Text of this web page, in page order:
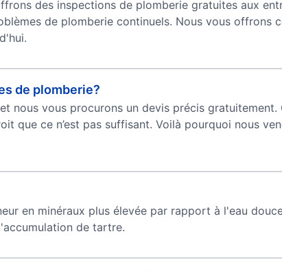
des inspections de plomberie gratuites aux
de plomberie continuels. Nous vous offrons
de plomberie?
nous vous procurons un devis précis
que ce n’est pas suffisant. Voilà pourquoi nous
en minéraux plus élevée par rapport à l'eau
de tartre.